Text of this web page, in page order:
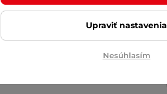
Upraviť nastavenia
Nesúhlasím